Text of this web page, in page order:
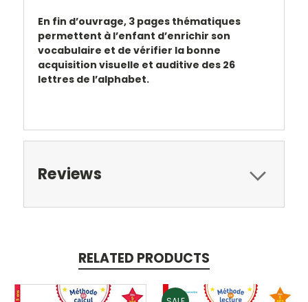
En fin d’ouvrage, 3 pages thématiques
permettent à l’enfant d’enrichir son
vocabulaire et de vérifier la bonne
acquisition visuelle et auditive des 26
lettres de l’alphabet.
Reviews
RELATED PRODUCTS